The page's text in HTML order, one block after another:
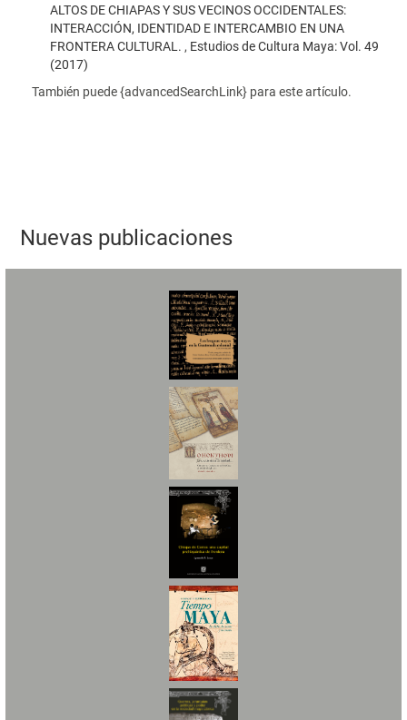
ALTOS DE CHIAPAS Y SUS VECINOS OCCIDENTALES:
INTERACCIÓN, IDENTIDAD E INTERCAMBIO EN UNA
FRONTERA CULTURAL. , Estudios de Cultura Maya: Vol. 49
(2017)
También puede {advancedSearchLink} para este artículo.
Nuevas publicaciones